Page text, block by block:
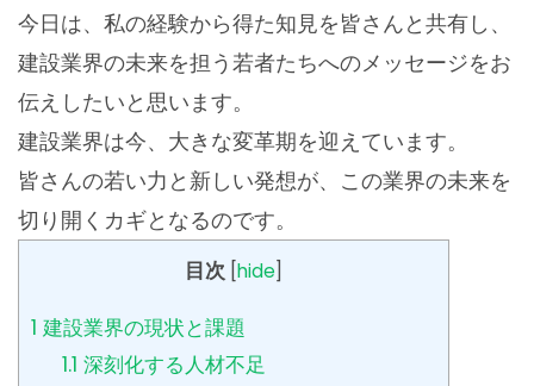
今日は、私の経験から得た知見を皆さんと共有し、
建設業界の未来を担う若者たちへのメッセージをお
伝えしたいと思います。
建設業界は今、大きな変革期を迎えています。
皆さんの若い力と新しい発想が、この業界の未来を
切り開くカギとなるのです。
目次 hide
1 建設業界の現状と課題
1.1 深刻化する人材不足